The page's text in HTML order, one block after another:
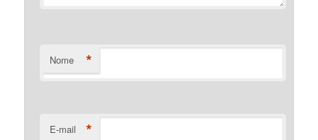
Nome *
E-mail *